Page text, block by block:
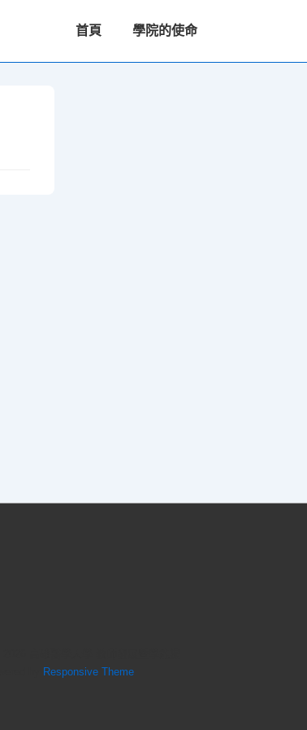
首頁 學院的使命
Responsive Theme